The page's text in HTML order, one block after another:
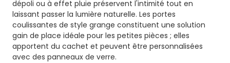
dépoli ou à effet pluie préservent l'intimité tout en
laissant passer la lumière naturelle. Les portes
coulissantes de style grange constituent une solution
gain de place idéale pour les petites pièces ; elles
apportent du cachet et peuvent être personnalisées
avec des panneaux de verre.